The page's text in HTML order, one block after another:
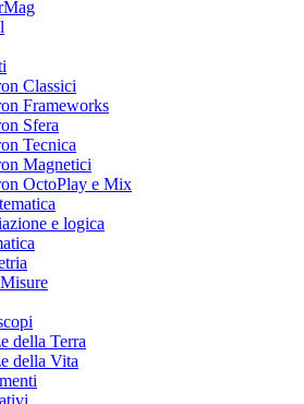
Classici
Frameworks
Sfera
Tecnica
Magnetici
OctoPlay e Mix
e logica
della Terra
della Vita